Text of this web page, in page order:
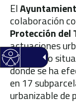
El
colaboración
Protección
actuaciones
un terreno
donde se ha
en 17
urbanizable de